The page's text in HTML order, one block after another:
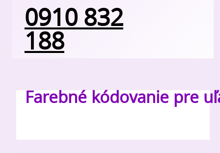
0910 832
188
Farebné kódovanie pre